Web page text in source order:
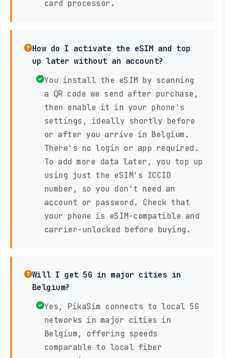
card processor.
How do I activate the eSIM and top
up later without an account?
You install the eSIM by scanning
a QR code we send after purchase,
then enable it in your phone's
settings, ideally shortly before
or after you arrive in Belgium.
There's no login or app required.
To add more data later, you top up
using just the eSIM's ICCID
number, so you don't need an
account or password. Check that
your phone is eSIM-compatible and
carrier-unlocked before buying.
Will I get 5G in major cities in
Belgium?
Yes, PikaSim connects to local 5G
networks in major cities in
Belgium, offering speeds
comparable to local fiber